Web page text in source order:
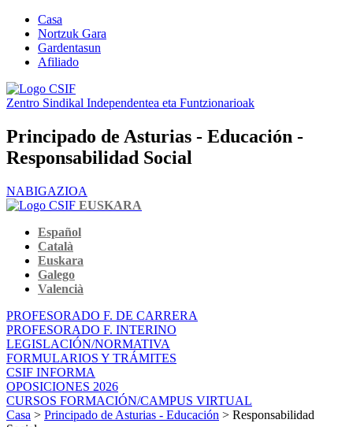
Casa
Nortzuk Gara
Gardentasun
Afiliado
Zentro Sindikal Independentea eta Funtzionarioak
Principado de Asturias - Educación -
Responsabilidad Social
NABIGAZIOA
EUSKARA
Español
Català
Euskara
Galego
Valencià
PROFESORADO F. DE CARRERA
PROFESORADO F. INTERINO
LEGISLACIÓN/NORMATIVA
FORMULARIOS Y TRÁMITES
CSIF INFORMA
OPOSICIONES 2026
CURSOS FORMACIÓN/CAMPUS VIRTUAL
Casa > Principado de Asturias - Educación > Responsabilidad